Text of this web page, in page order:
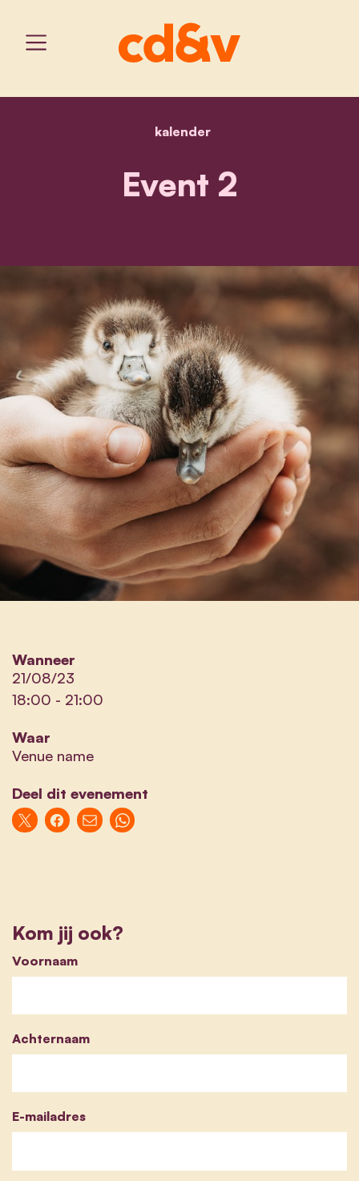
home
kalenderevent 2
Event 2
Wanneer
21/08/23
18:00 - 21:00
Waar
Venue name
Deel dit evenement
Kom jij ook?
Voornaam
Achternaam
E-mailadres